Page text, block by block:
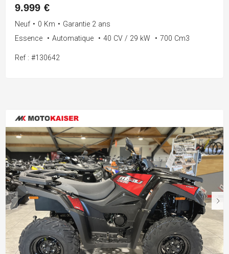
9.999 €
Neuf • 0 Km • Garantie 2 ans
Essence
• Automatique • 40 CV / 29 kW • 700 Cm3
Ref : #130642